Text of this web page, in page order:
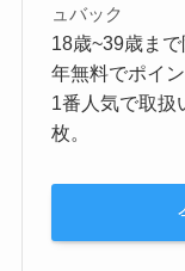
ュバック
18歳~39歳ま
年無料でポイ
1番人気で取扱
枚。